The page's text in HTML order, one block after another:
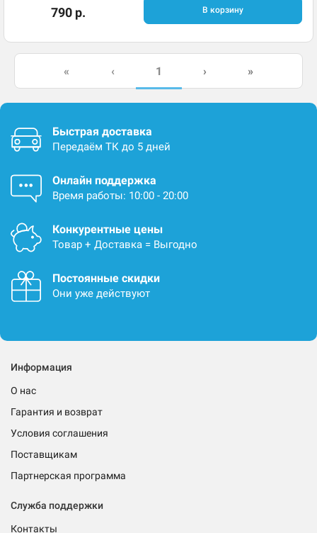
790 р. В корзину
« ‹ 1 › »
Быстрая доставка
Передаём ТК до 5 дней
Онлайн поддержка
Время работы: 10:00 - 20:00
Конкурентные цены
Товар + Доставка = Выгодно
Постоянные скидки
Они уже действуют
Информация
О нас
Гарантия и возврат
Условия соглашения
Поставщикам
Партнерская программа
Служба поддержки
Контакты